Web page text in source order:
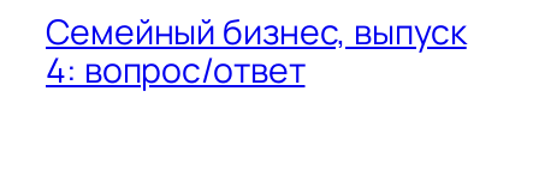
Семейный бизнес, выпуск
4: вопрос/ответ